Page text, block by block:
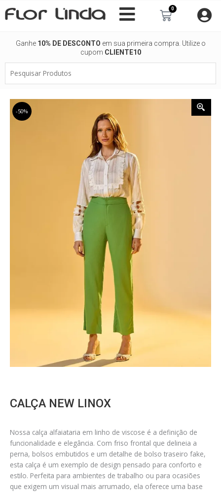
para
0
Carrinho
Ganhe 10% DE DESCONTO em sua primeira compra. Utilize o
cupom CLIENTE10
Produtos
-50%
CALÇA NEW LINOX
Nossa calça alfaiataria em linho de viscose é a definição de
funcionalidade e elegância. Com friso frontal que delineia a
perna, bolsos embutidos e um detalhe de bolso traseiro fake,
esta calça é um exemplo de design pensado para conforto e
estilo. Perfeita para ambientes de trabalho ou para ocasiões
que exigem um visual mais arrumado, ela oferece uma base